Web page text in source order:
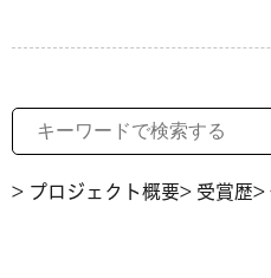
> プロジェクト概要> 受賞歴>